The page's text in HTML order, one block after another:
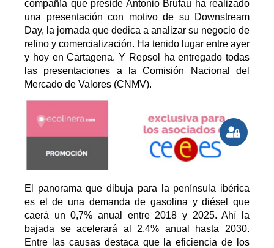
compañía que preside Antonio Brufau ha realizado
una presentación con motivo de su Downstream
Day, la jornada que dedica a analizar su negocio de
refino y comercialización. Ha tenido lugar entre ayer
y hoy en Cartagena. Y Repsol ha entregado todas
las presentaciones a la Comisión Nacional del
Mercado de Valores (CNMV).
El panorama que dibuja para la península ibérica
es el de una demanda de gasolina y diésel que
caerá un 0,7% anual entre 2018 y 2025. Ahí la
bajada se acelerará al 2,4% anual hasta 2030.
Entre las causas destaca que la eficiencia de los